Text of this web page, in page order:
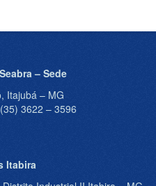
– Sede
Itajubá – MG
3622 – 3596
Itabira